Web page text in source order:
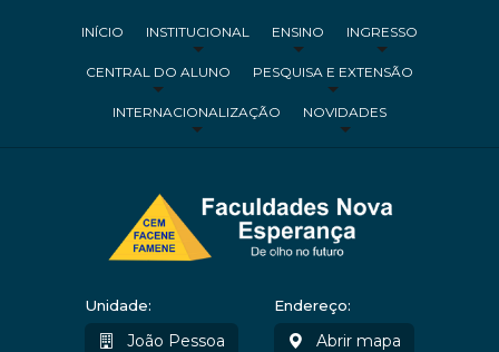
INÍCIO INSTITUCIONAL ENSINO INGRESSO
CENTRAL DO ALUNO PESQUISA E EXTENSÃO
INTERNACIONALIZAÇÃO NOVIDADES
Unidade:
João Pessoa
Endereço:
Abrir mapa